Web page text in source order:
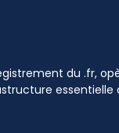
du .fr,
essentielle